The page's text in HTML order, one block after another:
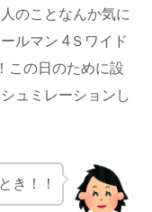
のことなんか気に
ルマン 4Ｓワイド
この日のために設
ュミレーションし
き！！